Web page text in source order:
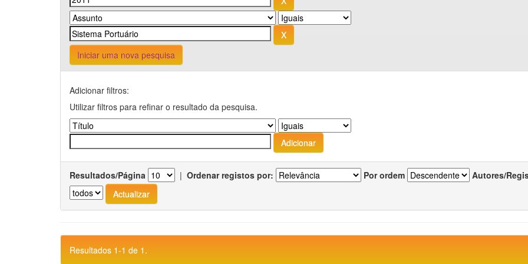
Iniciar uma nova pesquisa
Adicionar filtros:
Utilizar filtros para refinar o resultado da pesquisa.
Resultados/Página | Ordenar registos por: Por ordem Autores/
Resultados 1-1 de 1.